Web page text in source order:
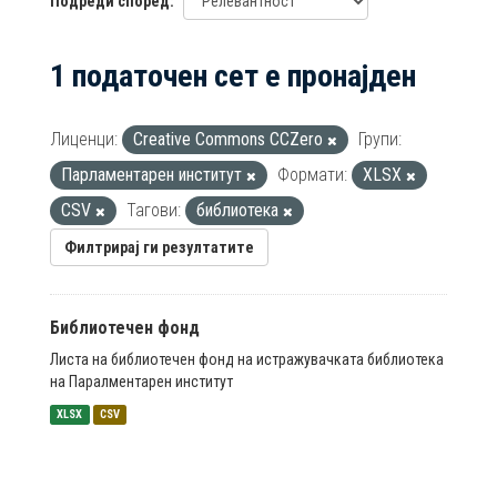
1 податочен сет е пронајден
Лиценци: Creative Commons CCZero
Групи:
Парламентарен институт
Формати:
XLSX
CSV
Тагови: библиотека
Филтрирај ги резултатите
Библиотечен фонд
Листа на библиотечен фонд на истражувачката библиотека
на Паралментарен институт
XLSX CSV